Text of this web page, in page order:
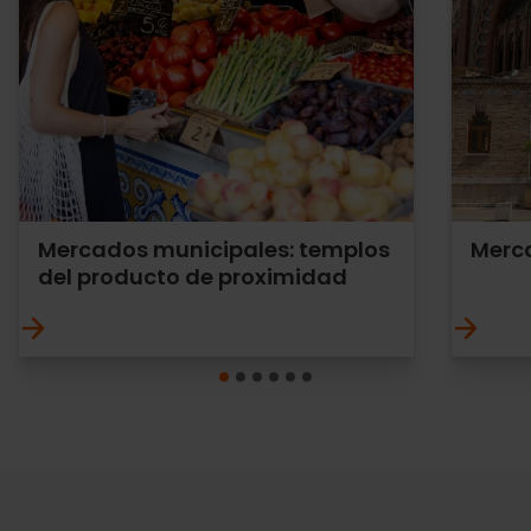
Mercados municipales: templos
del producto de proximidad